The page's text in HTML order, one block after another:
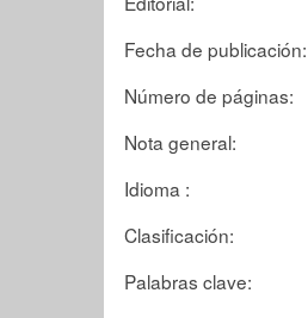
Fecha de publicación:
Número de páginas:
Nota general:
Idioma :
Clasificación:
Palabras clave: